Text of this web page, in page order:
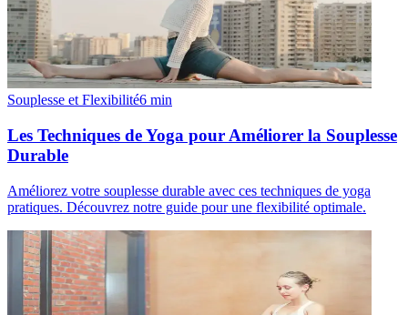
Souplesse et Flexibilité6 min
Les Techniques de Yoga pour Améliorer la Souplesse
Durable
Améliorez votre souplesse durable avec ces techniques de yoga
pratiques. Découvrez notre guide pour une flexibilité optimale.